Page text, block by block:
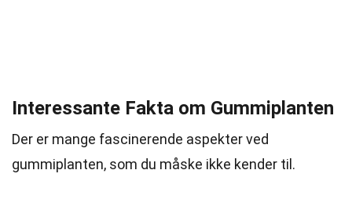
Interessante Fakta om Gummiplanten
Der er mange fascinerende aspekter ved
gummiplanten, som du måske ikke kender til.